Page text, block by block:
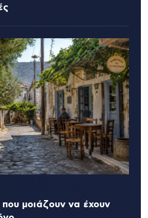
μοιάζουν να έχουν